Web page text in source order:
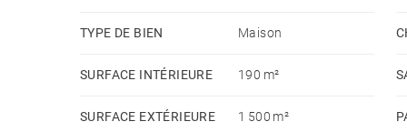
queen size, salle de douche et accès terrasse et
LE « PLUS »
TYPE DE BIEN Maison
SURFACE INTÉRIEURE 190 m²
SURFACE EXTÉRIEURE 1 500 m²